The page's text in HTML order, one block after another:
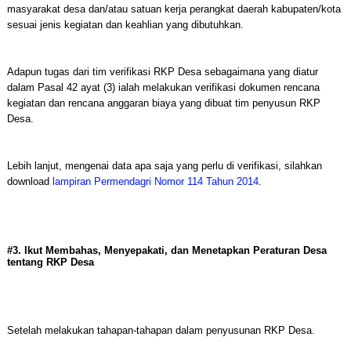
masyarakat desa dan/atau satuan kerja perangkat daerah kabupaten/kota
sesuai jenis kegiatan dan keahlian yang dibutuhkan.
Adapun tugas dari tim verifikasi RKP Desa sebagaimana yang diatur
dalam Pasal 42 ayat (3) ialah melakukan verifikasi dokumen rencana
kegiatan dan rencana anggaran biaya yang dibuat tim penyusun RKP
Desa.
Lebih lanjut, mengenai data apa saja yang perlu di verifikasi, silahkan
download lampiran Permendagri Nomor 114 Tahun 2014.
#3. Ikut Membahas, Menyepakati, dan Menetapkan Peraturan Desa
tentang RKP Desa
Setelah melakukan tahapan-tahapan dalam penyusunan RKP Desa.